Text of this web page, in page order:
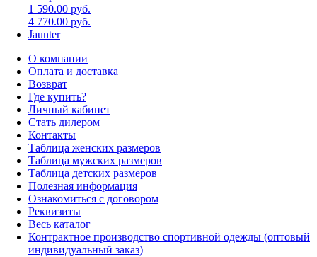
1 590.00 руб.
4 770.00 руб.
Jaunter
О компании
Оплата и доставка
Возврат
Где купить?
Личный кабинет
Стать дилером
Контакты
Таблица женских размеров
Таблица мужских размеров
Таблица детских размеров
Полезная информация
Ознакомиться с договором
Реквизиты
Весь каталог
Контрактное производство спортивной одежды (оптовый
индивидуальный заказ)